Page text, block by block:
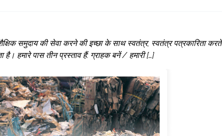
समुदाय की सेवा करने की इच्छा के साथ स्वतंत्र, स्वतंत्र पत्रकारिता करते
हमारे पास तीन प्रस्ताव हैं: ग्राहक बनें / हमारी […]